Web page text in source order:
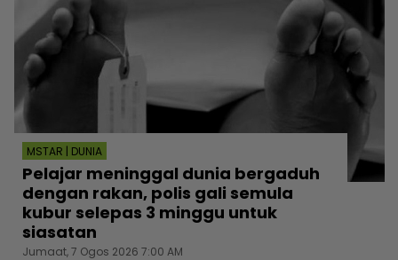
MSTAR | DUNIA
Pelajar meninggal dunia bergaduh
dengan rakan, polis gali semula
kubur selepas 3 minggu untuk
siasatan
Jumaat, 7 Ogos 2026 7:00 AM